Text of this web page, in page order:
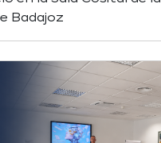
Badajoz